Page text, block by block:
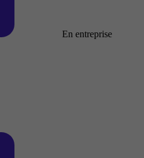
En entreprise